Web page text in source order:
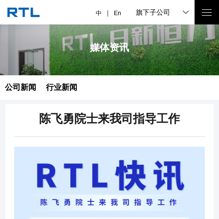
中 En 旗下子公司
媒体资讯
公司新闻 行业新闻
陈飞勇院士来我司指导工作